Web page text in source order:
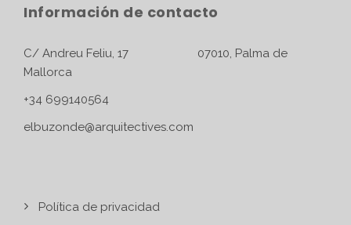
Información de contacto
C/ Andreu Feliu, 17 07010, Palma de
Mallorca
+34 699140564
elbuzonde@arquitectives.com
Política de privacidad